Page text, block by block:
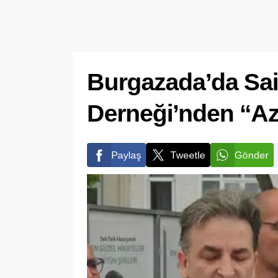
Burgazada’da
Derneği’nden
Paylaş Tweetle Gönder